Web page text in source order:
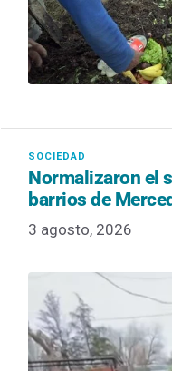
Normalizaron el
barrios de
3 agosto, 2026